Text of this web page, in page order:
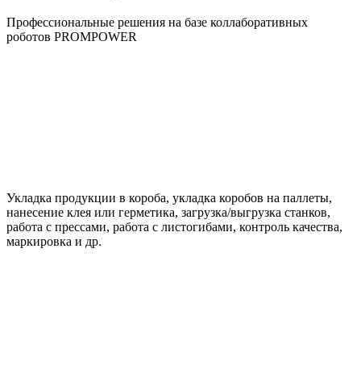
Профессиональные решения на базе коллаборативных
роботов PROMPOWER
Укладка продукции в короба, укладка коробов на паллеты,
нанесение клея или герметика, загрузка/выгрузка станков,
работа с прессами, работа с листогибами, контроль качества,
маркировка и др.